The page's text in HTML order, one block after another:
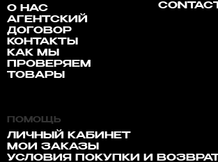
О НАС
АГЕНТСКИЙ
ДОГОВОР
КОНТАКТЫ
КАК МЫ
ПРОВЕРЯЕМ
ТОВАРЫ
ПОМОЩЬ
ЛИЧНЫЙ КАБИНЕТ
МОИ ЗАКАЗЫ
УСЛОВИЯ ПОКУПКИ И